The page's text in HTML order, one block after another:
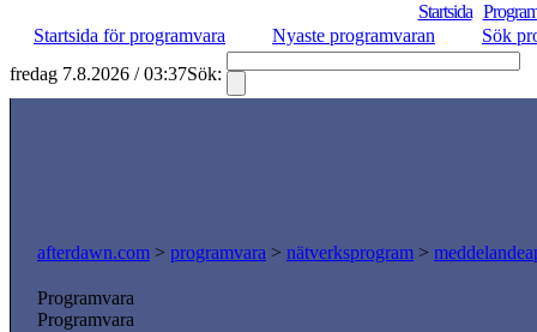
Startsida
Startsida för programvara
Nyaste programvaran
Sök
fredag 7.8.2026 / 03:37Sök:
afterdawn.com > programvara > nätverksprogram >
Programvara
Programvara